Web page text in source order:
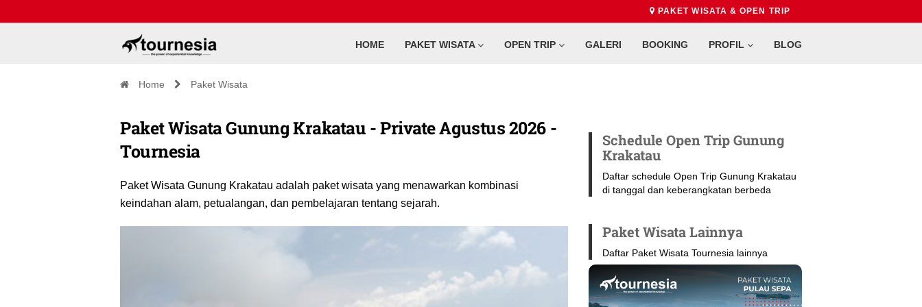
PAKET WISATA & OPEN TRIP
HOME PAKET WISATA OPEN TRIP GALERI BOOKING PROFIL BLOG
Home Paket Wisata
Paket Wisata Gunung Krakatau - Private Agustus 2026 -
Tournesia
Paket Wisata Gunung Krakatau adalah paket wisata yang menawarkan kombinasi
keindahan alam, petualangan, dan pembelajaran tentang sejarah.
Schedule Open Trip Gunung
Krakatau
Daftar schedule Open Trip Gunung Krakatau
di tanggal dan keberangkatan berbeda
Paket Wisata Lainnya
Daftar Paket Wisata Tournesia lainnya